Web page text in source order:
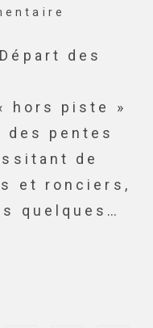
des
hors piste »
pentes
de
et ronciers,
quelques…